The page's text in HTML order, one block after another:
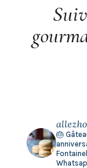
🎂